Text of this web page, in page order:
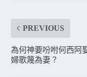
PREVIOUS
為何神要吩咐何西阿
婦歌篾為妻？